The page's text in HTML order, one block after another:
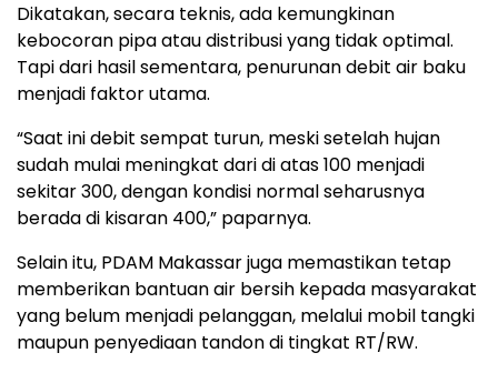
Dikatakan, secara teknis, ada kemungkinan
kebocoran pipa atau distribusi yang tidak optimal.
Tapi dari hasil sementara, penurunan debit air baku
menjadi faktor utama.
“Saat ini debit sempat turun, meski setelah hujan
sudah mulai meningkat dari di atas 100 menjadi
sekitar 300, dengan kondisi normal seharusnya
berada di kisaran 400,” paparnya.
Selain itu, PDAM Makassar juga memastikan tetap
memberikan bantuan air bersih kepada masyarakat
yang belum menjadi pelanggan, melalui mobil tangki
maupun penyediaan tandon di tingkat RT/RW.